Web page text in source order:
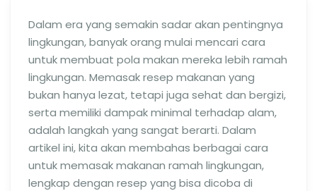
Dalam era yang semakin sadar akan pentingnya
lingkungan, banyak orang mulai mencari cara
untuk membuat pola makan mereka lebih ramah
lingkungan. Memasak resep makanan yang
bukan hanya lezat, tetapi juga sehat dan bergizi,
serta memiliki dampak minimal terhadap alam,
adalah langkah yang sangat berarti. Dalam
artikel ini, kita akan membahas berbagai cara
untuk memasak makanan ramah lingkungan,
lengkap dengan resep yang bisa dicoba di